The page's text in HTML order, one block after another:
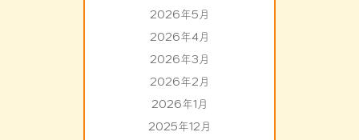
2026年5月
2026年4月
2026年3月
2026年2月
2026年1月
2025年12月